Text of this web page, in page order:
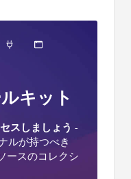
キット
スしましょう -
ルが持つべき
ースのコレクシ